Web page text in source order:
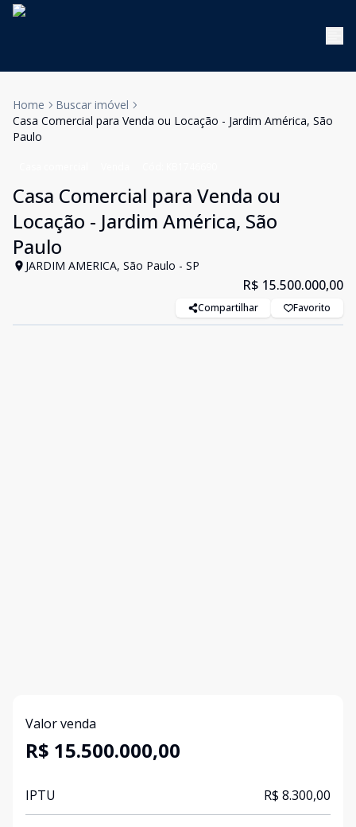
Home
Buscar imóvel
Casa Comercial para Venda ou Locação - Jardim América, São
Paulo
Casa Comercial para Venda ou
Locação - Jardim América, São
Paulo
JARDIM AMERICA, São Paulo - SP
R$ 15.500.000,00
Compartilhar Favorito
Valor venda
R$ 15.500.000,00
IPTU R$ 8.300,00